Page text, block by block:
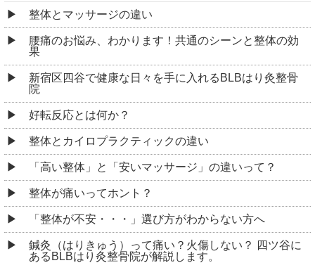
整体とマッサージの違い
腰痛のお悩み、わかります！共通のシーンと整体の効
果
新宿区四谷で健康な日々を手に入れるBLBはり灸整骨
院
好転反応とは何か？
整体とカイロプラクティックの違い
「高い整体」と「安いマッサージ」の違いって？
整体が痛いってホント？
「整体が不安・・・」選び方がわからない方へ
鍼灸（はりきゅう）って痛い？火傷しない？ 四ツ谷に
あるBLBはり灸整骨院が解説します。